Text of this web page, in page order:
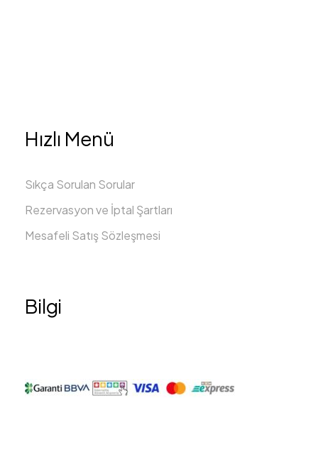
Hızlı Menü
Sıkça Sorulan Sorular
Rezervasyon ve İptal Şartları
Mesafeli Satış Sözleşmesi
Bilgi